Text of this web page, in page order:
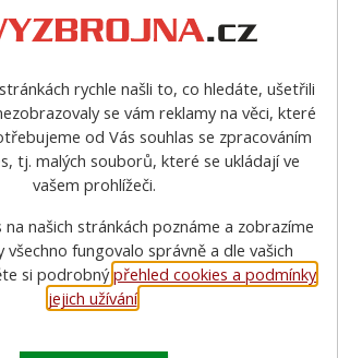
druhých.
vybavení pro PS podle disciplín
Štafeta
> Páska červenobílá, vytyčující 500m
rychle našli to, co hledáte, ušetřili
se vám reklamy na věci, které
od Vás souhlas se zpracováním
tj. malých souborů, které se ukládají ve
vašem prohlížeči.
na našich stránkách poznáme a zobrazíme
všechno fungovalo správně a dle vašich
si podrobnýpřehled cookies a podmínky
jejich užívání.